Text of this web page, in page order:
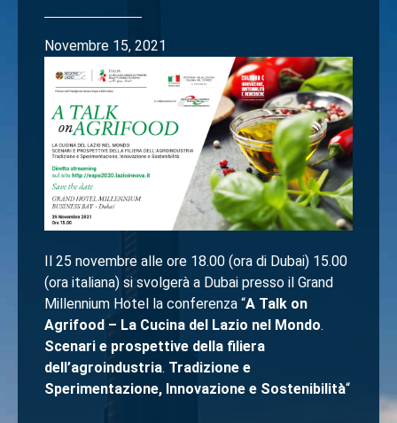
Novembre 15, 2021
Il 25 novembre alle ore 18.00 (ora di Dubai) 15.00
(ora italiana) si svolgerà a Dubai presso il Grand
Millennium Hotel la conferenza “A Talk on
Agrifood – La Cucina del Lazio nel Mondo.
Scenari e prospettive della filiera
dell’agroindustria. Tradizione e
Sperimentazione, Innovazione e Sostenibilità“